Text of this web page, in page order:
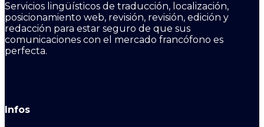
Servicios lingüísticos de traducción, localización,
posicionamiento web, revisión, revisión, edición y
redacción para estar seguro de que sus
comunicaciones con el mercado francófono es
perfecta.
Infos